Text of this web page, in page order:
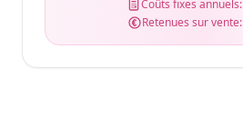
Coûts fixes annuels:
Retenues sur vente: